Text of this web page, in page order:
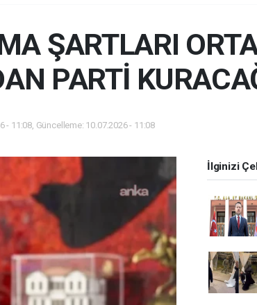
ŞARTLARI
PARTİ
- 11:08, Güncelleme: 10.07.2026 - 11:08
İlginizi